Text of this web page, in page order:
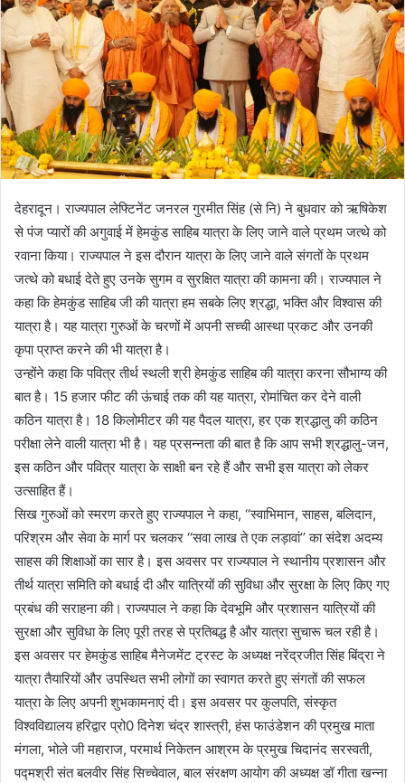
e
m
a
i
l
देहरादून। राज्यपाल लेफ्टिनेंट जनरल गुरमीत सिंह (से नि) ने बुधवार को ऋषिकेश
से पंज प्यारों की अगुवाई में हेमकुंड साहिब यात्रा के लिए जाने वाले प्रथम जत्थे को
रवाना किया। राज्यपाल ने इस दौरान यात्रा के लिए जाने वाले संगतों के प्रथम
जत्थे को बधाई देते हुए उनके सुगम व सुरक्षित यात्रा की कामना की। राज्यपाल ने
कहा कि हेमकुंड साहिब जी की यात्रा हम सबके लिए श्रद्धा, भक्ति और विश्वास की
यात्रा है। यह यात्रा गुरुओं के चरणों में अपनी सच्ची आस्था प्रकट और उनकी
कृपा प्राप्त करने की भी यात्रा है।
उन्होंने कहा कि पवित्र तीर्थ स्थली श्री हेमकुंड साहिब की यात्रा करना सौभाग्य की
बात है। 15 हजार फीट की ऊंचाई तक की यह यात्रा, रोमांचित कर देने वाली
कठिन यात्रा है। 18 किलोमीटर की यह पैदल यात्रा, हर एक श्रद्धालु की कठिन
परीक्षा लेने वाली यात्रा भी है। यह प्रसन्नता की बात है कि आप सभी श्रद्धालु-जन,
इस कठिन और पवित्र यात्रा के साक्षी बन रहे हैं और सभी इस यात्रा को लेकर
उत्साहित हैं।
सिख गुरुओं को स्मरण करते हुए राज्यपाल ने कहा, ‘‘स्वाभिमान, साहस, बलिदान,
परिश्रम और सेवा के मार्ग पर चलकर ‘‘सवा लाख ते एक लड़ावां’’ का संदेश अदम्य
साहस की शिक्षाओं का सार है। इस अवसर पर राज्यपाल ने स्थानीय प्रशासन और
तीर्थ यात्रा समिति को बधाई दी और यात्रियों की सुविधा और सुरक्षा के लिए किए गए
प्रबंध की सराहना की। राज्यपाल ने कहा कि देवभूमि और प्रशासन यात्रियों की
सुरक्षा और सुविधा के लिए पूरी तरह से प्रतिबद्ध है और यात्रा सुचारू चल रही है।
इस अवसर पर हेमकुंड साहिब मैनेजमेंट ट्रस्ट के अध्यक्ष नरेंद्रजीत सिंह बिंद्रा ने
यात्रा तैयारियों और उपस्थित सभी लोगों का स्वागत करते हुए संगतों की सफल
यात्रा के लिए अपनी शुभकामनाएं दी। इस अवसर पर कुलपति, संस्कृत
विश्वविद्यालय हरिद्वार प्रो0 दिनेश चंद्र शास्त्री, हंस फाउंडेशन की प्रमुख माता
मंगला, भोले जी महाराज, परमार्थ निकेतन आश्रम के प्रमुख चिदानंद सरस्वती,
पद्मश्री संत बलवीर सिंह सिच्चेवाल, बाल संरक्षण आयोग की अध्यक्ष डॉ गीता खन्ना